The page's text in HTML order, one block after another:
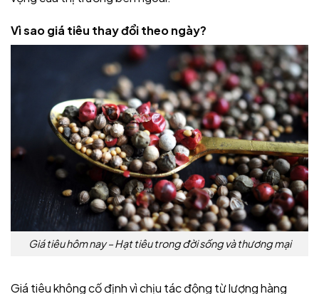
Vì sao giá tiêu thay đổi theo ngày?
Giá tiêu hôm nay – Hạt tiêu trong đời sống và thương mại
Giá tiêu không cố định vì chịu tác động từ lượng hàng